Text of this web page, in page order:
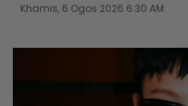
Khamis, 6 Ogos 2026 6:30 AM